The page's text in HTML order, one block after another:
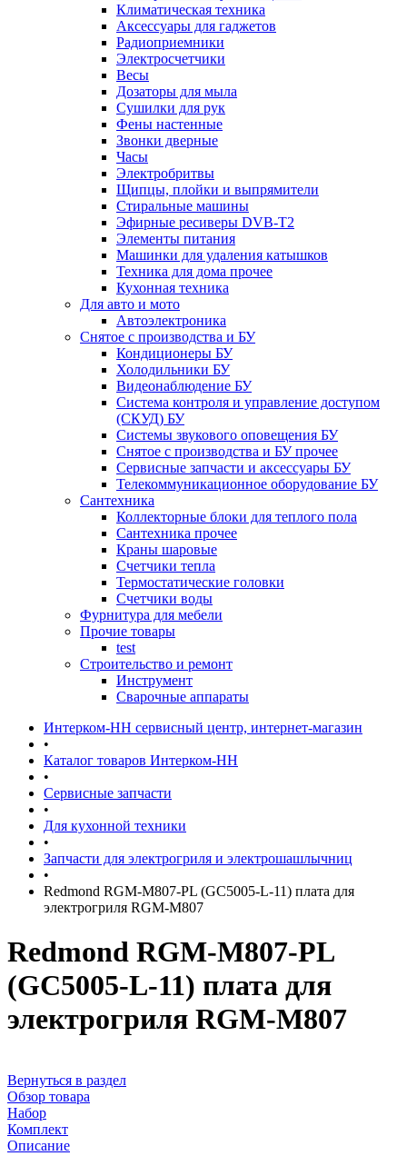
Климатическая техника
Аксессуары для гаджетов
Радиоприемники
Электросчетчики
Весы
Дозаторы для мыла
Сушилки для рук
Фены настенные
Звонки дверные
Часы
Электробритвы
Щипцы, плойки и выпрямители
Стиральные машины
Эфирные ресиверы DVB-T2
Элементы питания
Машинки для удаления катышков
Техника для дома прочее
Кухонная техника
Для авто и мото
Автоэлектроника
Снятое с производства и БУ
Кондиционеры БУ
Холодильники БУ
Видеонаблюдение БУ
Система контроля и управление доступом
(СКУД) БУ
Системы звукового оповещения БУ
Снятое с производства и БУ прочее
Сервисные запчасти и аксессуары БУ
Телекоммуникационное оборудование БУ
Сантехника
Коллекторные блоки для теплого пола
Сантехника прочее
Краны шаровые
Счетчики тепла
Термоcтатические головки
Счетчики воды
Фурнитура для мебели
Прочие товары
test
Строительство и ремонт
Инструмент
Сварочные аппараты
Интерком-НН сервисный центр, интернет-магазин
•
Каталог товаров Интерком-НН
•
Сервисные запчасти
•
Для кухонной техники
•
Запчасти для электрогриля и электрошашлычниц
•
Redmond RGM-M807-PL (GC5005-L-11) плата для
электрогриля RGM-M807
Redmond RGM-M807-PL
(GC5005-L-11) плата для
электрогриля RGM-M807
Вернуться в раздел
Обзор товара
Набор
Комплект
Описание